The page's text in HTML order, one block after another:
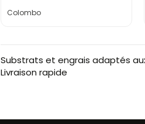
Colombo
Substrats et engrais adaptés
Livraison rapide